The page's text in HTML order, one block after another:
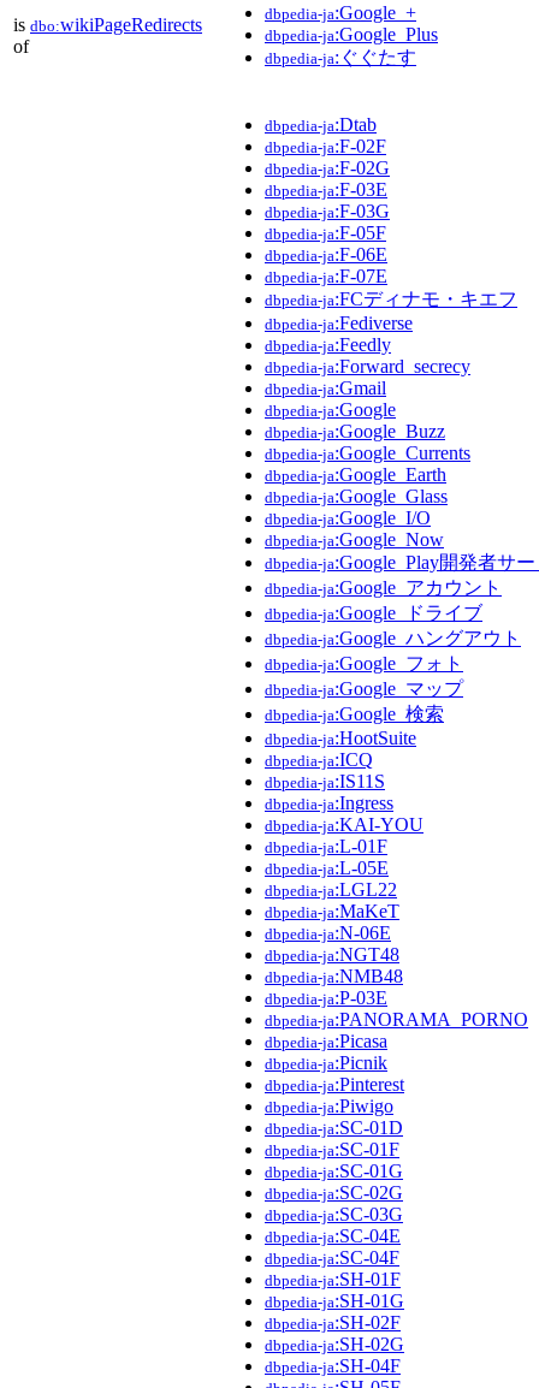
is dbo:wikiPageRedirects
of
dbpedia-ja:Google_+
dbpedia-ja:Google_Plus
dbpedia-ja:ぐぐたす
dbpedia-ja:Dtab
dbpedia-ja:F-02F
dbpedia-ja:F-02G
dbpedia-ja:F-03E
dbpedia-ja:F-03G
dbpedia-ja:F-05F
dbpedia-ja:F-06E
dbpedia-ja:F-07E
dbpedia-ja:FCディナモ・キエフ
dbpedia-ja:Fediverse
dbpedia-ja:Feedly
dbpedia-ja:Forward_secrecy
dbpedia-ja:Gmail
dbpedia-ja:Google
dbpedia-ja:Google_Buzz
dbpedia-ja:Google_Currents
dbpedia-ja:Google_Earth
dbpedia-ja:Google_Glass
dbpedia-ja:Google_I/O
dbpedia-ja:Google_Now
dbpedia-ja:Google_Play開発者サ
dbpedia-ja:Google_アカウント
dbpedia-ja:Google_ドライブ
dbpedia-ja:Google_ハングアウト
dbpedia-ja:Google_フォト
dbpedia-ja:Google_マップ
dbpedia-ja:Google_検索
dbpedia-ja:HootSuite
dbpedia-ja:ICQ
dbpedia-ja:IS11S
dbpedia-ja:Ingress
dbpedia-ja:KAI-YOU
dbpedia-ja:L-01F
dbpedia-ja:L-05E
dbpedia-ja:LGL22
dbpedia-ja:MaKeT
dbpedia-ja:N-06E
dbpedia-ja:NGT48
dbpedia-ja:NMB48
dbpedia-ja:P-03E
dbpedia-ja:PANORAMA_PORNO
dbpedia-ja:Picasa
dbpedia-ja:Picnik
dbpedia-ja:Pinterest
dbpedia-ja:Piwigo
dbpedia-ja:SC-01D
dbpedia-ja:SC-01F
dbpedia-ja:SC-01G
dbpedia-ja:SC-02G
dbpedia-ja:SC-03G
dbpedia-ja:SC-04E
dbpedia-ja:SC-04F
dbpedia-ja:SH-01F
dbpedia-ja:SH-01G
dbpedia-ja:SH-02F
dbpedia-ja:SH-02G
dbpedia-ja:SH-04F